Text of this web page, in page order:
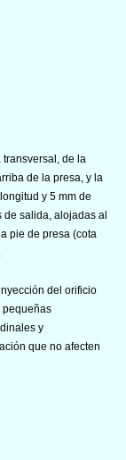
de la
de la presa, y la
y 5 mm de
de salida, alojadas al
pie de presa (cota
del orificio
pequeñas
y
que no afecten